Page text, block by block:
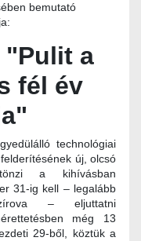
bemutató
a
fél év
technológiai
új, olcsó
a kihívásban
31-ig kell – legalább
– eljuttatni
még 13
29-ből, köztük a